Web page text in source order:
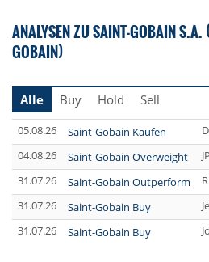
ANALYSEN ZU SAINT-GOBAIN S.A.
GOBAIN)
Alle
Buy Hold Sell
05.08.26 Saint-Gobain Kaufen
04.08.26
Saint-Gobain Overweight
31.07.26
Saint-Gobain Outperform
31.07.26
Saint-Gobain Buy
31.07.26
Saint-Gobain Buy